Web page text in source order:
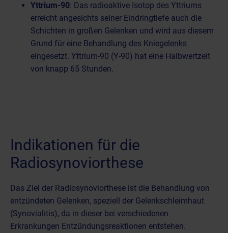
Yttrium-90: Das radioaktive Isotop des Yttriums
erreicht angesichts seiner Eindringtiefe auch die
Schichten in großen Gelenken und wird aus diesem
Grund für eine Behandlung des Kniegelenks
eingesetzt. Yttrium-90 (Y-90) hat eine Halbwertzeit
von knapp 65 Stunden.
Indikationen für die
Radiosynoviorthese
Das Ziel der Radiosynoviorthese ist die Behandlung von
entzündeten Gelenken, speziell der Gelenkschleimhaut
(Synovialitis), da in dieser bei verschiedenen
Erkrankungen Entzündungsreaktionen entstehen.